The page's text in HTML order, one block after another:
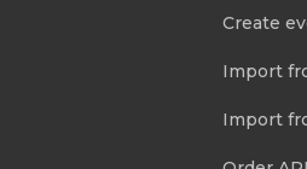
Create
Import
Import